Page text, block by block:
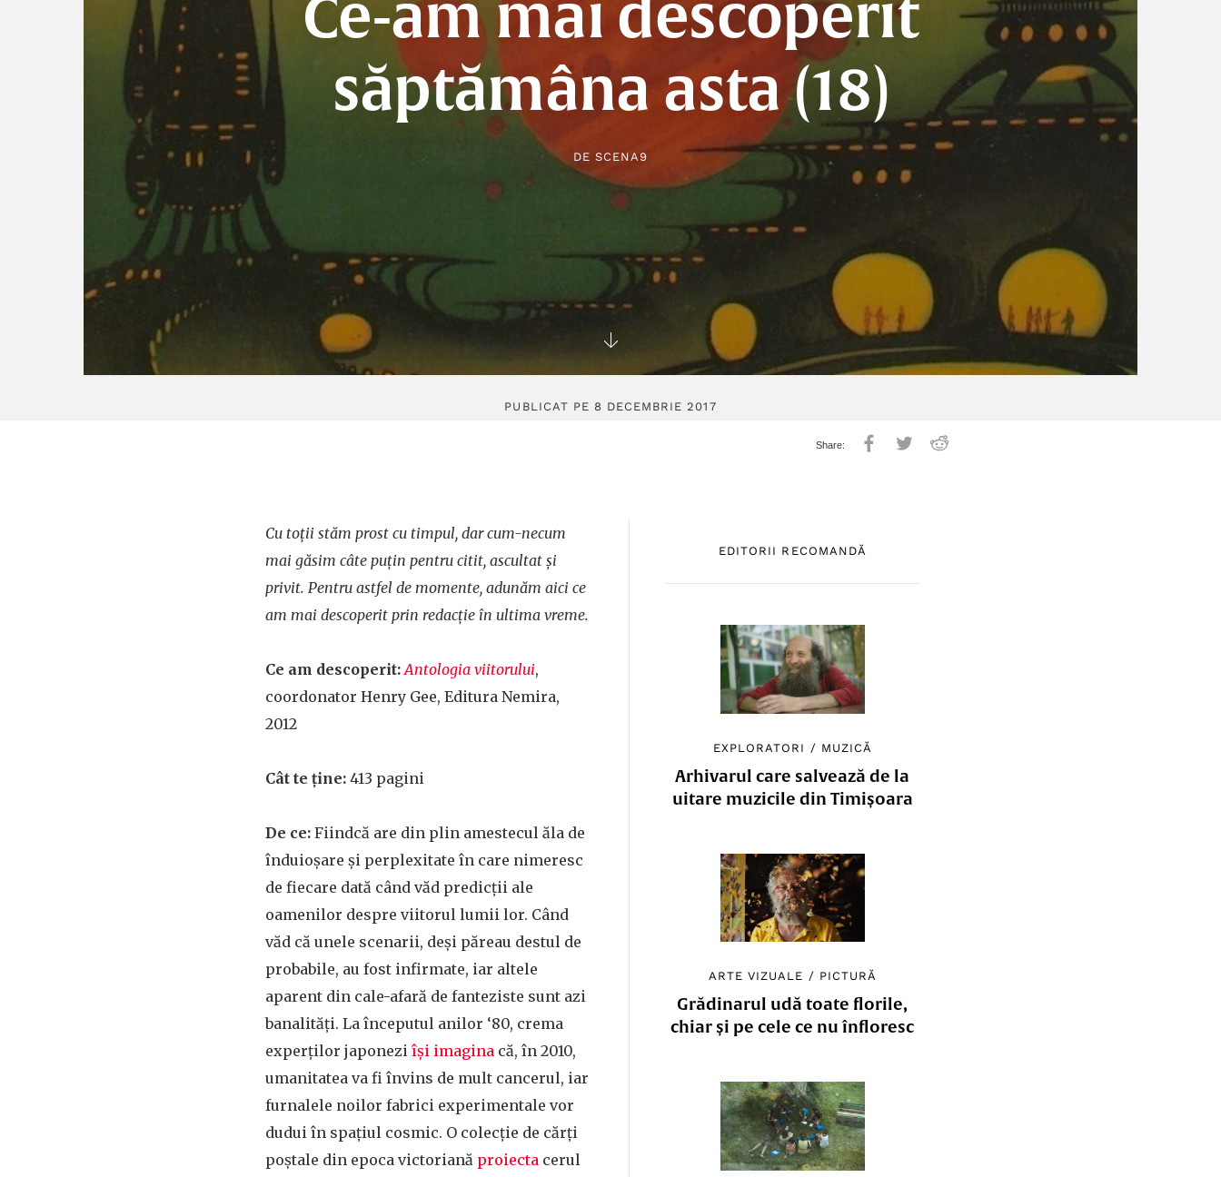
Ce-am mai descoperit
săptămâna asta (18)
DE SCENA9
PUBLICAT PE 8 DECEMBRIE 2017
EDITORII RECOMANDĂ
EXPLORATORI / MUZICĂ
Arhivarul care salvează de la
uitare muzicile din Timișoara
ARTE VIZUALE / PICTURĂ
Grădinarul udă toate florile,
chiar și pe cele ce nu înfloresc
Cu toții stăm prost cu timpul, dar cum-necum
mai găsim câte puțin pentru citit, ascultat și
privit. Pentru astfel de momente, adunăm aici ce
am mai descoperit prin redacție în ultima vreme.
Ce am descoperit: Antologia viitorului,
coordonator Henry Gee, Editura Nemira,
2012
Cât te ține: 413 pagini
De ce: Fiindcă are din plin amestecul ăla de
înduioșare și perplexitate în care nimeresc
de fiecare dată când văd predicții ale
oamenilor despre viitorul lumii lor. Când
văd că unele scenarii, deși păreau destul de
probabile, au fost infirmate, iar altele
aparent din cale-afară de fanteziste sunt azi
banalități. La începutul anilor ‘80, crema
experților japonezi își imagina că, în 2010,
umanitatea va fi învins de mult cancerul, iar
furnalele noilor fabrici experimentale vor
dudui în spațiul cosmic. O colecție de cărți
poștale din epoca victoriană proiecta cerul